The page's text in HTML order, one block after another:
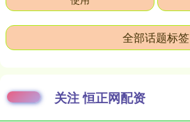
全部话题标签
关注 恒正网配资